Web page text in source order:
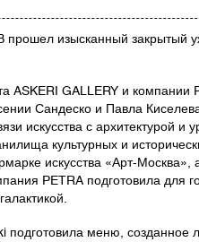
прошел изысканный
ASKERI GALLERY и компании
Сандеско и Павла
искусства с архитектурой и
культурных и
искусства «Арт-Москва»,
PETRA подготовила для
меню, созданное